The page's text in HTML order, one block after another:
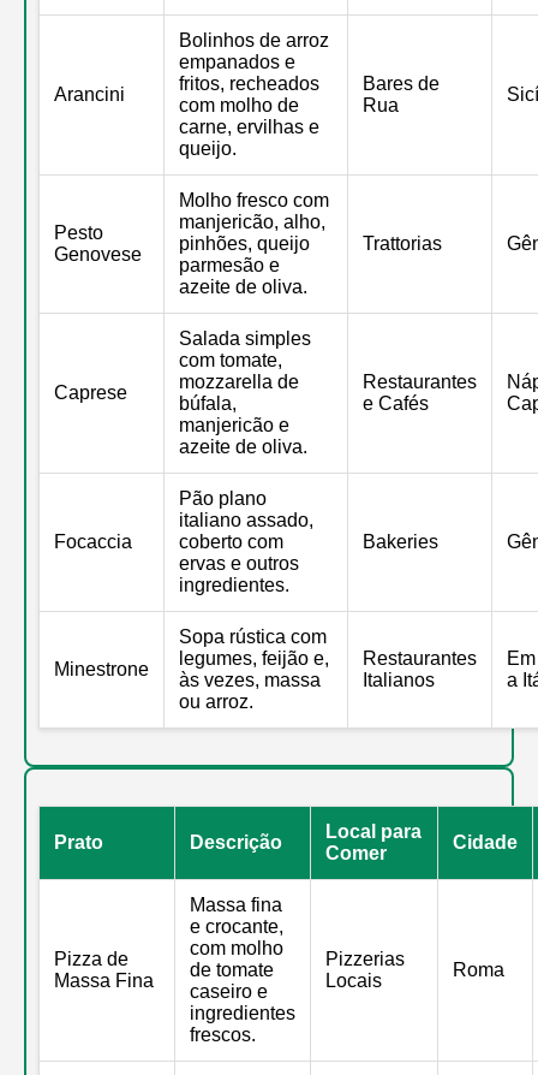
Arancini
Bolinhos de arroz
empanados e
fritos, recheados
com molho de
carne, ervilhas e
queijo.
Bares de
Rua
Pesto
Genovese
Molho fresco com
manjericão, alho,
pinhões, queijo
parmesão e
azeite de oliva.
Trattorias
Caprese
Salada simples
com tomate,
mozzarella de
búfala,
manjericão e
azeite de oliva.
Restaurantes
e Cafés
Focaccia
Pão plano
italiano assado,
coberto com
ervas e outros
ingredientes.
Bakeries
Minestrone
Sopa rústica com
legumes, feijão e,
às vezes, massa
ou arroz.
Restaurantes
Italianos
a
Prato Descrição
Local para
Comer
Cidade
Pizza de
Massa Fina
Massa fina
e crocante,
com molho
de tomate
caseiro e
ingredientes
frescos.
Pizzerias
Locais
Roma